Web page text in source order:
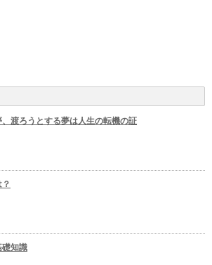
渡ろうとする夢は人生の転機の証
礎知識